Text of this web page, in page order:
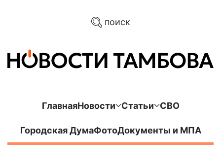
поиск
ГлавнаяНовости Статьи СВО
Городская ДумаФотоДокументы и МПА